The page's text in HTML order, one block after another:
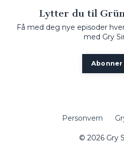
Lytter du til
Få med deg nye episoder
med Gry
Abonner
Personvern
© 2026 Gry